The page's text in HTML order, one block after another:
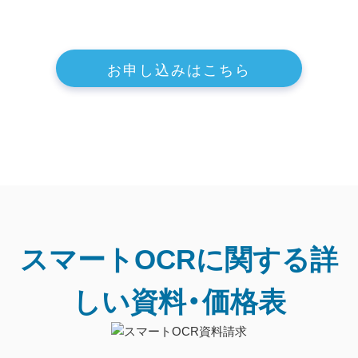
お申し込みはこちら
スマートOCRに関する詳
しい資料・価格表